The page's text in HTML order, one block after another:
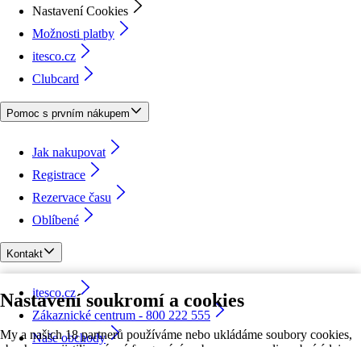
Nastavení soukromí a cookies
My a našich 18 partnerů používáme nebo ukládáme soubory cookies,
Nastavení Cookies
Možnosti platby
itesco.cz
Clubcard
Pomoc s prvním nákupem
Jak nakupovat
Registrace
Rezervace času
Oblíbené
Kontakt
itesco.cz
Zákaznické centrum - 800 222 555
Naše obchody